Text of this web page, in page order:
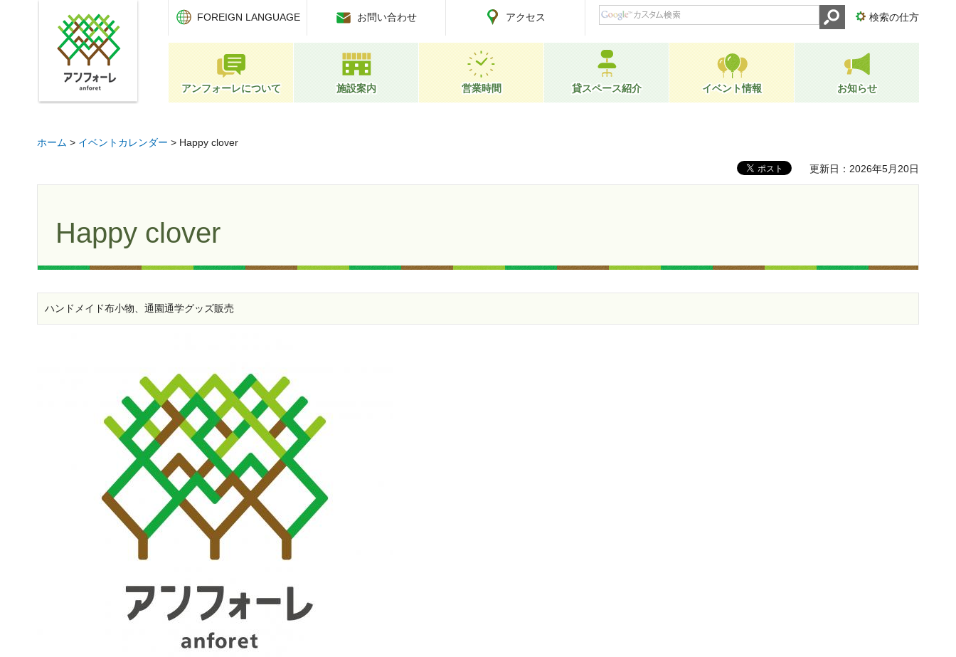
アンフォーレ
FOREIGN LANGUAGE
お問い合わせ アクセス 検索の仕方
アンフォーレについて 施設案内 営業時間 貸スペース紹介 イベント情報 お知らせ
ホーム > イベントカレンダー > Happy clover
更新日：2026年5月20日
Happy clover
ハンドメイド布小物、通園通学グッズ販売